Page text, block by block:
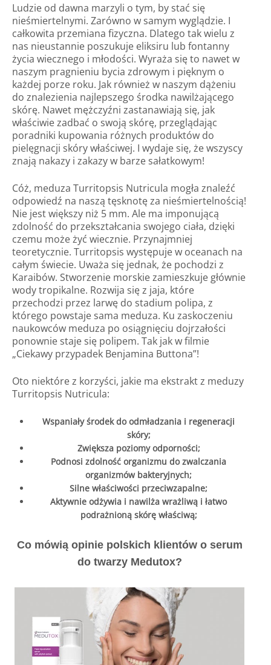
Ludzie od dawna marzyli o tym, by stać się
nieśmiertelnymi. Zarówno w samym wyglądzie. I
całkowita przemiana fizyczna. Dlatego tak wielu z
nas nieustannie poszukuje eliksiru lub fontanny
życia wiecznego i młodości. Wyraża się to nawet w
naszym pragnieniu bycia zdrowym i pięknym o
każdej porze roku. Jak również w naszym dążeniu
do znalezienia najlepszego środka nawilżającego
skórę. Nawet mężczyźni zastanawiają się, jak
właściwie zadbać o swoją skórę, przeglądając
poradniki kupowania różnych produktów do
pielęgnacji skóry właściwej. I wydaje się, że wszyscy
znają nakazy i zakazy w barze sałatkowym!
Cóż, meduza Turritopsis Nutricula mogła znaleźć
odpowiedź na naszą tęsknotę za nieśmiertelnością!
Nie jest większy niż 5 mm. Ale ma imponującą
zdolność do przekształcania swojego ciała, dzięki
czemu może żyć wiecznie. Przynajmniej
teoretycznie. Turritopsis występuje w oceanach na
całym świecie. Uważa się jednak, że pochodzi z
Karaibów. Stworzenie morskie zamieszkuje głównie
wody tropikalne. Rozwija się z jaja, które
przechodzi przez larwę do stadium polipa, z
którego powstaje sama meduza. Ku zaskoczeniu
naukowców meduza po osiągnięciu dojrzałości
ponownie staje się polipem. Tak jak w filmie
„Ciekawy przypadek Benjamina Buttona”!
Oto niektóre z korzyści, jakie ma ekstrakt z meduzy
Turritopsis Nutricula:
Wspaniały środek do odmładzania i regeneracji
skóry;
Zwiększa poziomy odporności;
Podnosi zdolność organizmu do zwalczania
organizmów bakteryjnych;
Silne właściwości przeciwzapalne;
Aktywnie odżywia i nawilża wrażliwą i łatwo
podrażnioną skórę właściwą;
Co mówią opinie polskich klientów o serum
do twarzy Medutox?